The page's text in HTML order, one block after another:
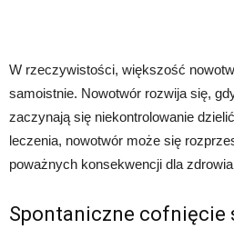
W rzeczywistości, większość
samoistnie. Nowotwór rozwija się,
zaczynają się niekontrolowanie
leczenia, nowotwór może się
poważnych konsekwencji dla
Spontaniczne cofnięcie